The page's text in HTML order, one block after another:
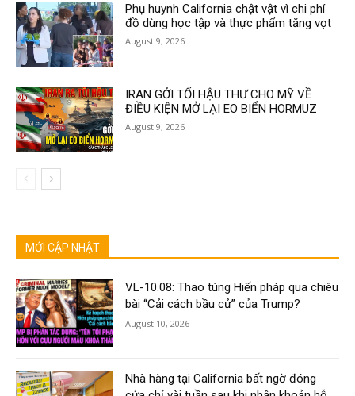
Phụ huynh California chật vật vì chi phí
đồ dùng học tập và thực phẩm tăng vọt
August 9, 2026
IRAN GỞI TỐI HẬU THƯ CHO MỸ VỀ
ĐIỀU KIỆN MỞ LẠI EO BIỂN HORMUZ
August 9, 2026
MỚI CẬP NHẬT
VL-10.08: Thao túng Hiến pháp qua chiêu
bài “Cải cách bầu cử” của Trump?
August 10, 2026
Nhà hàng tại California bất ngờ đóng